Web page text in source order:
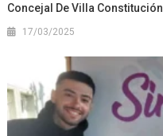
Concejal De Villa Constitución
17/03/2025